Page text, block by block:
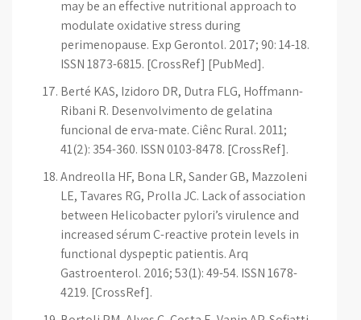
may be an effective nutritional approach to
modulate oxidative stress during
perimenopause. Exp Gerontol. 2017; 90: 14-18.
ISSN 1873-6815. [CrossRef] [PubMed].
Berté KAS, Izidoro DR, Dutra FLG, Hoffmann-
Ribani R. Desenvolvimento de gelatina
funcional de erva-mate. Ciênc Rural. 2011;
41(2): 354-360. ISSN 0103-8478. [CrossRef].
Andreolla HF, Bona LR, Sander GB, Mazzoleni
LE, Tavares RG, Prolla JC. Lack of association
between Helicobacter pylori’s virulence and
increased sérum C-reactive protein levels in
functional dyspeptic patientis. Arq
Gastroenterol. 2016; 53(1): 49-54. ISSN 1678-
4219. [CrossRef].